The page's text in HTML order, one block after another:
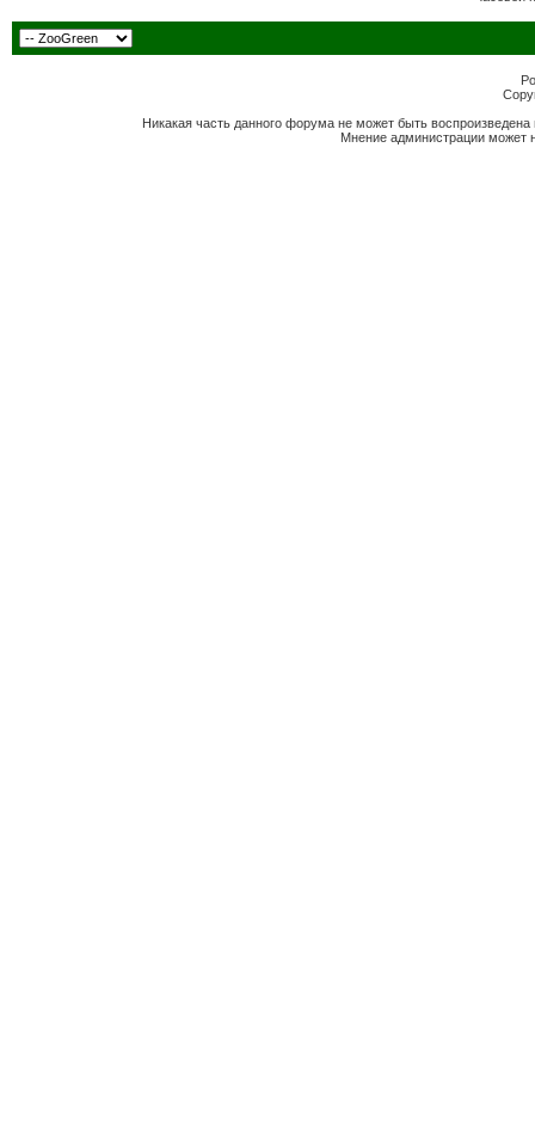
Никакая часть данного форума не может быть
Мнение администрации может